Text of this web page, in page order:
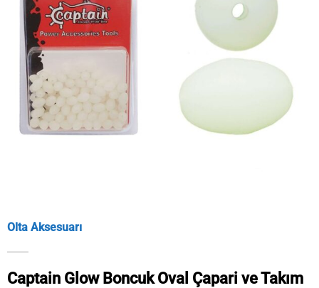
Olta Aksesuarı
Captain Glow Boncuk Oval Çapari ve Takım